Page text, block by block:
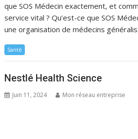
que SOS Médecin exactement, et
service vital ? Qu’est-ce que SOS
une organisation de médecins
Santé
Nestlé Health Science
Juin 11, 2024 Mon réseau entreprise